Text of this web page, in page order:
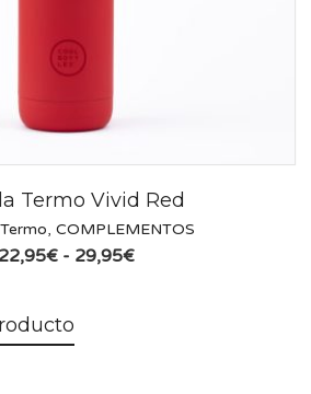
Termo Vivid Red
, COMPLEMENTOS
22,95€ - 29,95€Rango